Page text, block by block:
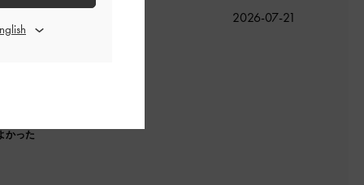
かった
2026-07-21